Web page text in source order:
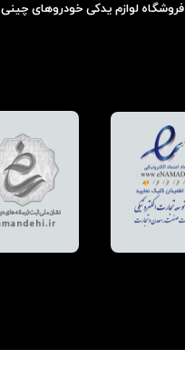
فروشگاه لوازم یدکی خودروهای چینی